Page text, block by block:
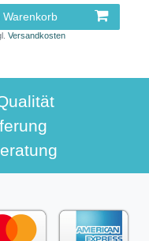
Warenkorb
Versandkosten